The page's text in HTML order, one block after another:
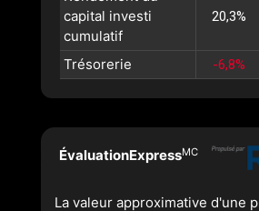
capital investi
cumulatif
20,3%
Trésorerie -6,8%
ÉvaluationExpressMC
La valeur approximative d'une